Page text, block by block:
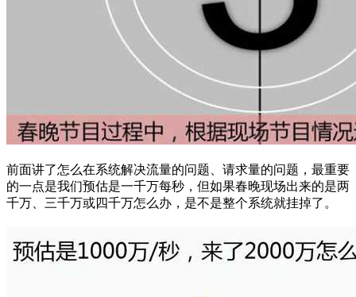
前面讲了怎么在系统解决流量的问题、请求量的问题，最重要
的一点是我们预估是一千万每秒，但如果春晚现场出来的是两
千万、三千万或四千万怎么办，是不是整个系统就挂掉了。